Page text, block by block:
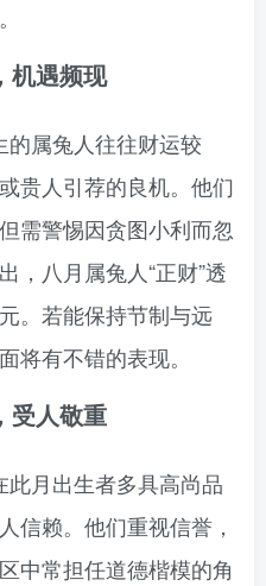
机遇频现
的属兔人往往财运较
贵人引荐的良机。他们
需警惕因贪图小利而忽
，八月属兔人“正财”透
。若能保持节制与远
将有不错的表现。
受人敬重
月出生者多具高尚品
信赖。他们重视信誉，
中常担任道德楷模的角